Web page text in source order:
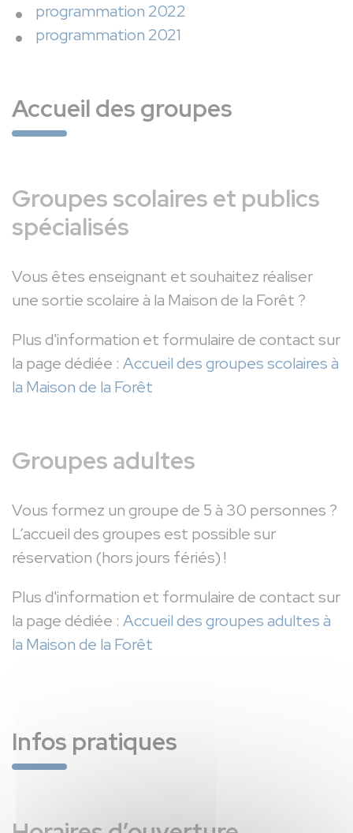
programmation 2022
programmation 2021
Accueil des groupes
Groupes scolaires et publics
spécialisés
Vous êtes enseignant et souhaitez réaliser
une sortie scolaire à la Maison de la Forêt ?
Plus d'information et formulaire de contact sur
la page dédiée : Accueil des groupes scolaires à
la Maison de la Forêt
Groupes adultes
Vous formez un groupe de 5 à 30 personnes ?
L’accueil des groupes est possible sur
réservation (hors jours fériés) !
Plus d'information et formulaire de contact sur
la page dédiée : Accueil des groupes adultes à
la Maison de la Forêt
Infos pratiques